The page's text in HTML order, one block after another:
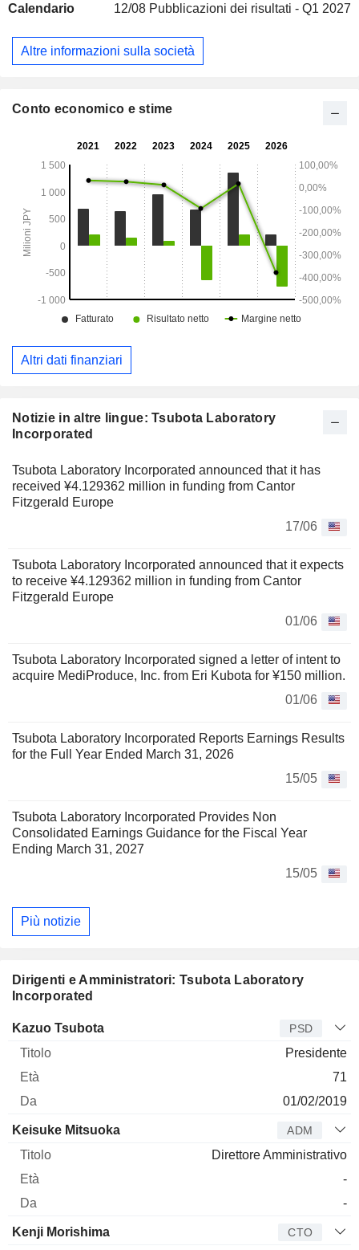
Notizie in altre lingue: Tsubota Laboratory
Incorporated
Tsubota Laboratory Incorporated announced that it has
received ¥4.129362 million in funding from Cantor
Fitzgerald Europe
17/06
Tsubota Laboratory Incorporated announced that it expects
to receive ¥4.129362 million in funding from Cantor
Fitzgerald Europe
01/06
Tsubota Laboratory Incorporated signed a letter of intent to
acquire MediProduce, Inc. from Eri Kubota for ¥150 million.
01/06
Tsubota Laboratory Incorporated Reports Earnings Results
for the Full Year Ended March 31, 2026
15/05
Tsubota Laboratory Incorporated Provides Non
Consolidated Earnings Guidance for the Fiscal Year
Ending March 31, 2027
15/05
Più notizie
Dirigenti e Amministratori: Tsubota Laboratory
Incorporated
Manager Titolo
Kazuo Tsubota PSD
Presidente
71
01/02/2019
Keisuke Mitsuoka ADM
Direttore Amministrativo
-
-
Kenji Morishima CTO
che trattano la depressione e la demenza, migliorano il
Calendario 12/08 Pubblicazioni dei risultati - Q1 2027
Altre informazioni sulla società
Conto economico e stime
Altri dati finanziari